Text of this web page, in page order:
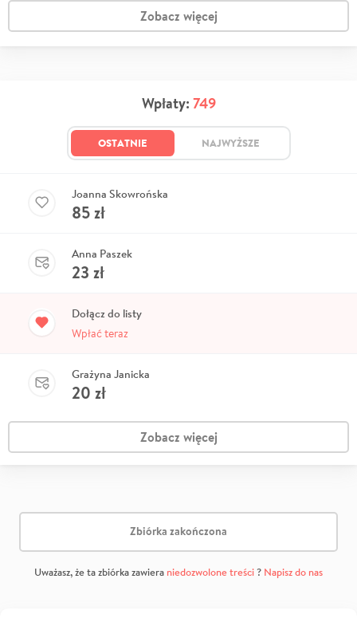
Zobacz więcej
Wpłaty: 749
OSTATNIE NAJWYŻSZE
Joanna Skowrońska
85zł
Anna Paszek
23 zł
Dołącz do listy
Wpłać teraz
Grażyna Janicka
20 zł
Zobacz więcej
Zbiórka zakończona
Uważasz, że ta zbiórka zawiera niedozwolone treści? Napisz do nas